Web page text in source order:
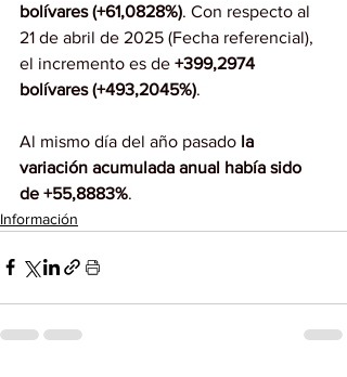
bolívares (+61,0828%). Con respecto al
21 de abril de 2025 (Fecha referencial),
el incremento es de +399,2974
bolívares (+493,2045%).
Al mismo día del año pasado la
variación acumulada anual había sido
de +55,8883%.
Información